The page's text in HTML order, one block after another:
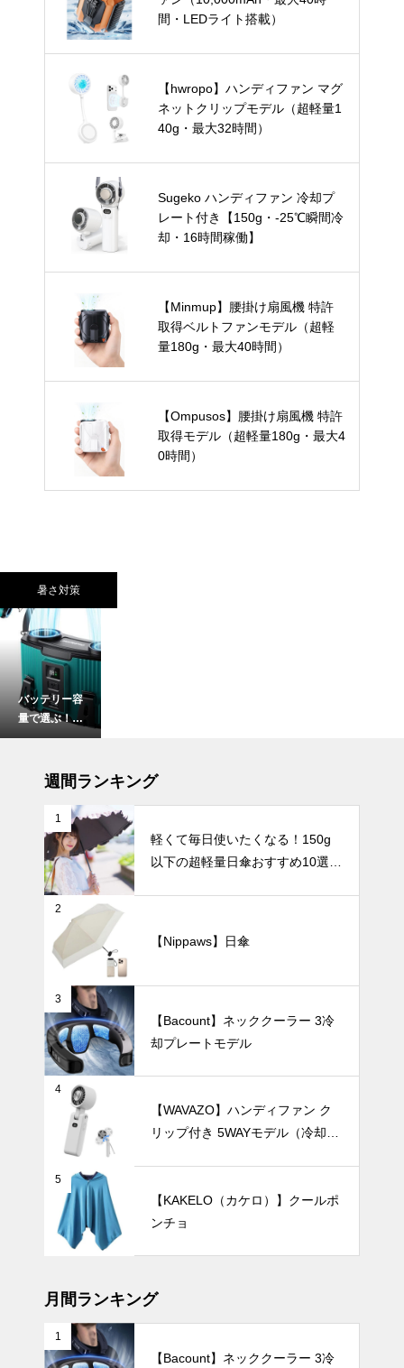
間・LEDライト搭載）
【hwropo】ハンディファン マグ
ネットクリップモデル（超軽量1
40g・最大32時間）
Sugeko ハンディファン 冷却プ
レート付き【150g・-25℃瞬間冷
却・16時間稼働】
【Minmup】腰掛け扇風機 特許
取得ベルトファンモデル（超軽
量180g・最大40時間）
【Ompusos】腰掛け扇風機 特許
取得モデル（超軽量180g・最大4
0時間）
暑さ対策
バッテリー容
量で選ぶ！携
帯扇風機・腰
すすめランキ
ングTOP10
【2026年最
シンプルイン
テリアがもっ
とおしゃれに
なる！花瓶の
選び方から飾
り方まで徹底
暑さ対策
【2025年最
新版】暑さを
一瞬で和らげ
る！冷却プレ
ート付きハン
ディファンお
すすめ10選
UV・雨対策
【2025年最
新版】シーン
や好みで選べ
りたたみ・晴
雨兼用・フェ
ミニン・形状
記憶・自動開
穏やかな暮ら
週間ランキング
1
軽くて毎日使いたくなる！150g
以下の超軽量日傘おすすめ10選
2
【Nippaws】日傘
3
【Bacount】ネッククーラー 3冷
却プレートモデル
4
【WAVAZO】ハンディファン ク
リップ付き 5WAYモデル（冷却プ
5
【KAKELO（カケロ）】クールポ
ンチョ
月間ランキング
1
【Bacount】ネッククーラー 3冷